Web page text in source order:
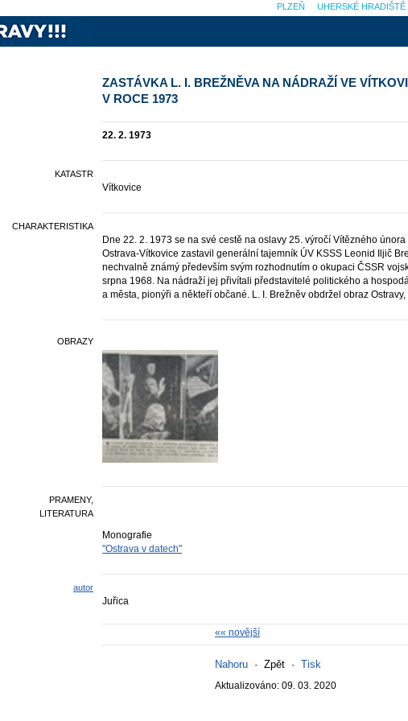
ZASTÁVKA L. I. BREŽNĚVA NA NÁDRAŽÍ VE
V ROCE 1973
22. 2. 1973
KATASTR
Vítkovice
CHARAKTERISTIKA
Dne 22. 2. 1973 se na své cestě na oslavy 25. výročí Vítězného
Ostrava-Vítkovice zastavil generální tajemník ÚV KSSS Leonid Iljič
nechvalně známý především svým rozhodnutím o okupaci ČSSR
srpna 1968. Na nádraží jej přivítali představitelé politického a
a města, pionýři a někteří občané. L. I. Brežněv obdržel obraz
OBRAZY
PRAMENY,
LITERATURA
Monografie
"Ostrava v datech"
autor
Juřica
«« novější
Nahoru · Zpět · Tisk
Aktualizováno: 09. 03. 2020
UHERSKÉ HRADIŠTĚ
PLZEŇ